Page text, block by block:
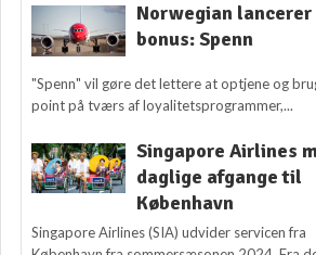
Norwegian lancerer
bonus: Spenn
"Spenn" vil gøre det lettere at optjene og
point på tværs af loyalitetsprogrammer,...
Singapore Airlines
daglige afgange til
København
Singapore Airlines (SIA) udvider servicen fra